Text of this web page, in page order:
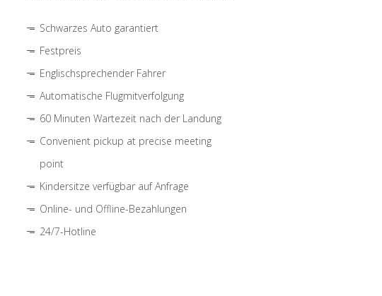
Schwarzes Auto garantiert
Festpreis
Englischsprechender Fahrer
Automatische Flugmitverfolgung
60 Minuten Wartezeit nach der Landung
Convenient pickup at precise meeting
point
Kindersitze verfügbar auf Anfrage
Online- und Offline-Bezahlungen
24/7-Hotline